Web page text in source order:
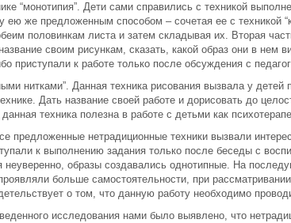
“монотипия”. Дети сами справились с техникой
ею же предложенным способом – сочетая ее с техникой
половинкам листа и затем складывая их. Вторая
своим рисункам, сказать, какой образ они в нем
приступали к работе только после обсуждения с
нитками”. Данная техника рисования вызвала у
Дать название своей работе и дорисовать до
техника полезна в работе с детьми как
предложенные нетрадиционные техники вызвали
к выполнению задания только после беседы с
неуверенно, образы создавались однотипные. На
больше самостоятельности, при
о том, что данную работу необходимо
исследования нами было выявлено, что